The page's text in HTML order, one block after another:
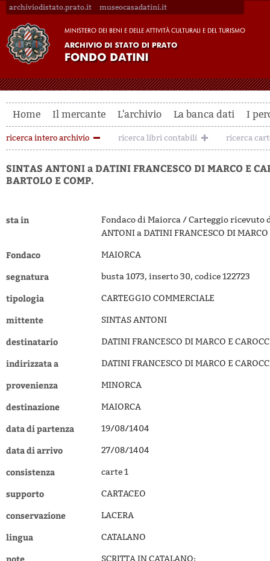
archiviodistato.prato.it museocasadatini.it
Home Il mercante L'archivio La banca dati I
ricerca intero archivio ricerca libri contabili ricerca
SINTAS ANTONI a DATINI FRANCESCO DI MARCO E
BARTOLO E COMP.
sta in
Fondaco di Maiorca / Carteggio ricevuto
ANTONI a DATINI FRANCESCO DI
Fondaco MAIORCA
segnatura busta 1073, inserto 30, codice 122723
tipologia CARTEGGIO COMMERCIALE
mittente SINTAS ANTONI
destinatario DATINI FRANCESCO DI MARCO E
indirizzata a DATINI FRANCESCO DI MARCO E
provenienza MINORCA
destinazione MAIORCA
data di partenza 19/08/1404
data di arrivo 27/08/1404
consistenza carte 1
supporto CARTACEO
conservazione LACERA
lingua CATALANO
SCRITTA IN CATALANO;